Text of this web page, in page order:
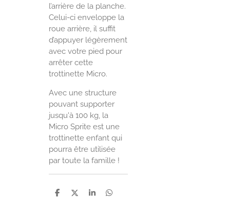
l’arrière de la planche.
Celui-ci enveloppe la
roue arrière, il suffit
d’appuyer légèrement
avec votre pied pour
arrêter cette
trottinette Micro.
Avec une structure
pouvant supporter
jusqu'à 100 kg, la
Micro Sprite est une
trottinette enfant qui
pourra être utilisée
par toute la famille !
P
P
P
P